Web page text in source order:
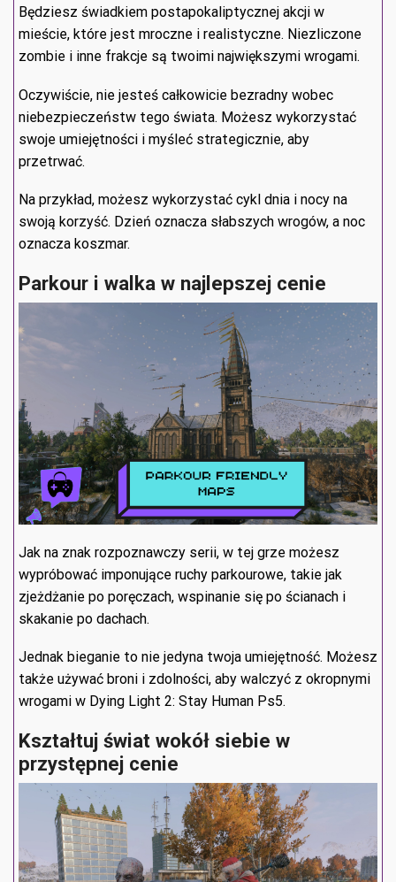
Będziesz świadkiem postapokaliptycznej akcji w
mieście, które jest mroczne i realistyczne. Niezliczone
zombie i inne frakcje są twoimi największymi wrogami.
Oczywiście, nie jesteś całkowicie bezradny wobec
niebezpieczeństw tego świata. Możesz wykorzystać
swoje umiejętności i myśleć strategicznie, aby
przetrwać.
Na przykład, możesz wykorzystać cykl dnia i nocy na
swoją korzyść. Dzień oznacza słabszych wrogów, a noc
oznacza koszmar.
Parkour i walka w najlepszej cenie
Jak na znak rozpoznawczy serii, w tej grze możesz
wypróbować imponujące ruchy parkourowe, takie jak
zjeżdżanie po poręczach, wspinanie się po ścianach i
skakanie po dachach.
Jednak bieganie to nie jedyna twoja umiejętność. Możesz
także używać broni i zdolności, aby walczyć z okropnymi
wrogami w Dying Light 2: Stay Human Ps5.
Kształtuj świat wokół siebie w
przystępnej cenie